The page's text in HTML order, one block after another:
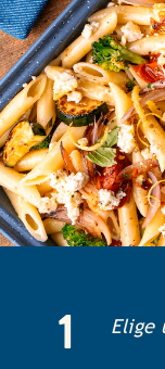
1 Elige